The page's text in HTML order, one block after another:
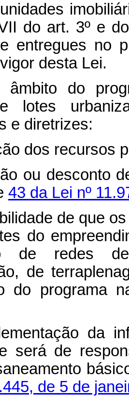
do art. 3º e
entregues no
desta Lei.
do
lotes
e diretrizes:
dos recursos
ou desconto
43 da Lei nº
de que
do
de redes
de
do programa
da
será de
de 5 de